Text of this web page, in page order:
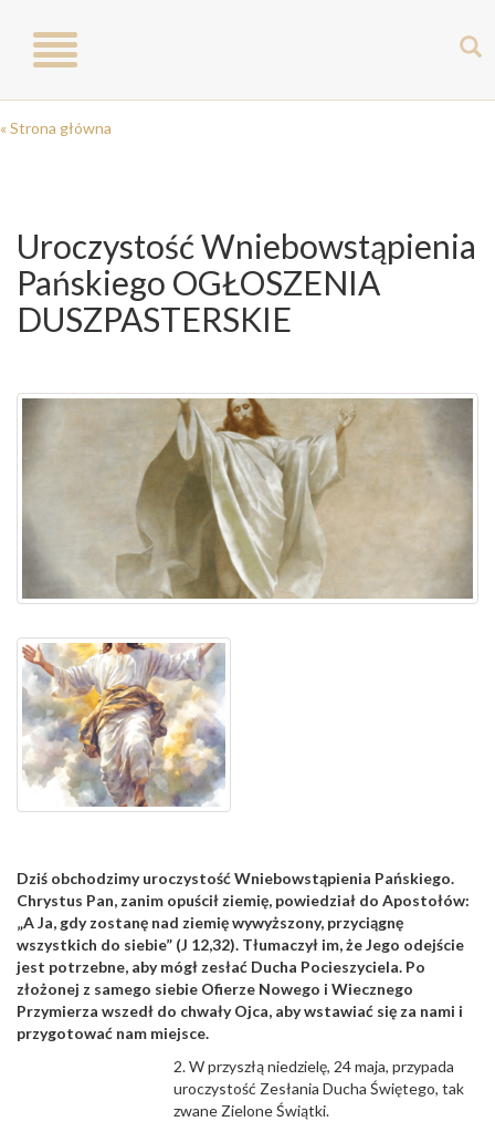
Toggle
navigation
« Strona główna
Uroczystość Wniebowstąpienia
Pańskiego OGŁOSZENIA
DUSZPASTERSKIE
Dziś obchodzimy uroczystość Wniebowstąpienia Pańskiego.
Chrystus Pan, zanim opuścił ziemię, powiedział do Apostołów:
„A Ja, gdy zostanę nad ziemię wywyższony, przyciągnę
wszystkich do siebie” (J 12,32). Tłumaczył im, że Jego odejście
jest potrzebne, aby mógł zesłać Ducha Pocieszyciela. Po
złożonej z samego siebie Ofierze Nowego i Wiecznego
Przymierza wszedł do chwały Ojca, aby wstawiać się za nami i
przygotować nam miejsce.
2. W przyszłą niedzielę, 24 maja, przypada
uroczystość Zesłania Ducha Świętego, tak
zwane Zielone Świątki.